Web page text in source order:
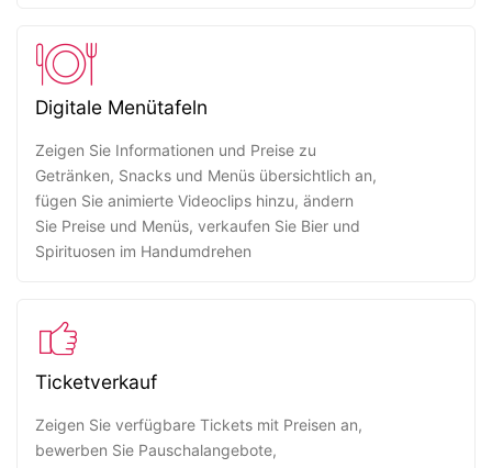
Digitale Menütafeln
Zeigen Sie Informationen und Preise zu
Getränken, Snacks und Menüs übersichtlich an,
fügen Sie animierte Videoclips hinzu, ändern
Sie Preise und Menüs, verkaufen Sie Bier und
Spirituosen im Handumdrehen
Ticketverkauf
Zeigen Sie verfügbare Tickets mit Preisen an,
bewerben Sie Pauschalangebote,